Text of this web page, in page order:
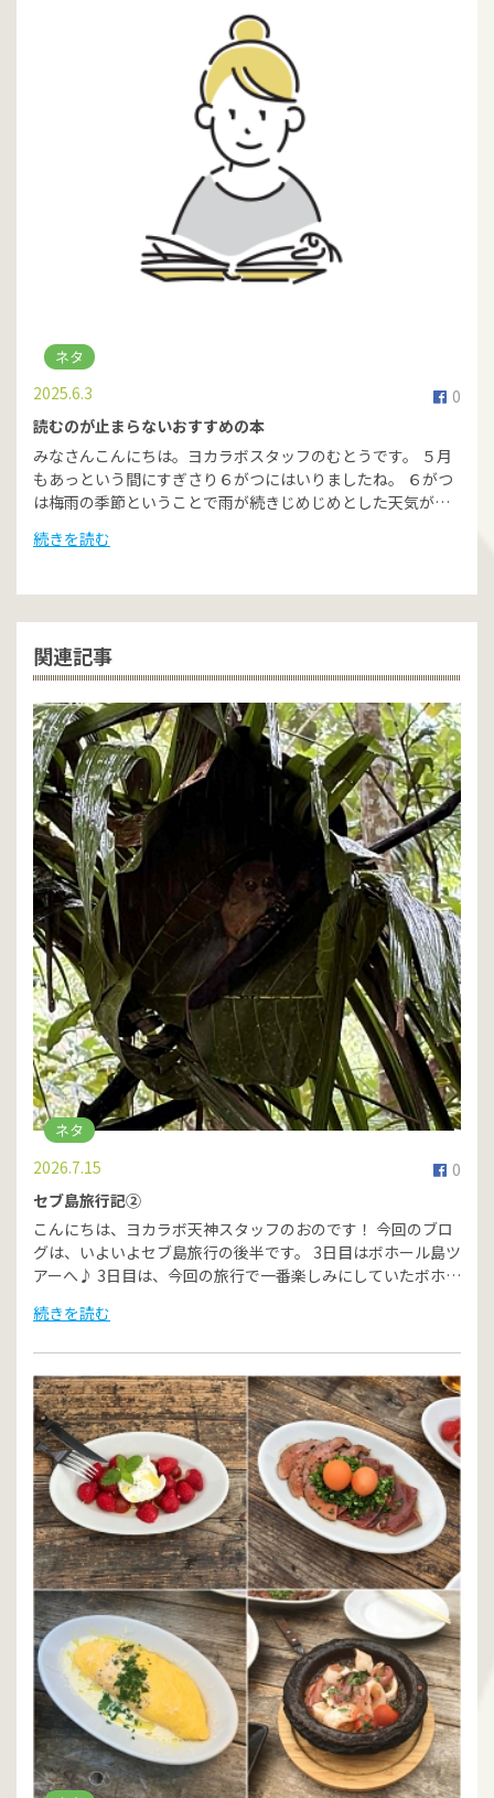
ネタ
0
2025.6.3
読むのが止まらないおすすめの本
みなさんこんにちは。ヨカラボスタッフのむとうです。 ５月
もあっという間にすぎさり６がつにはいりましたね。 ６がつ
は梅雨の季節ということで雨が続きじめじめとした天気が…
続きを読む
関連記事
ネタ
0
2026.7.15
セブ島旅行記②
こんにちは、ヨカラボ天神スタッフのおのです！ 今回のブロ
グは、いよいよセブ島旅行の後半です。 3日目はボホール島ツ
アーへ♪ 3日目は、今回の旅行で一番楽しみにしていたボホ…
続きを読む